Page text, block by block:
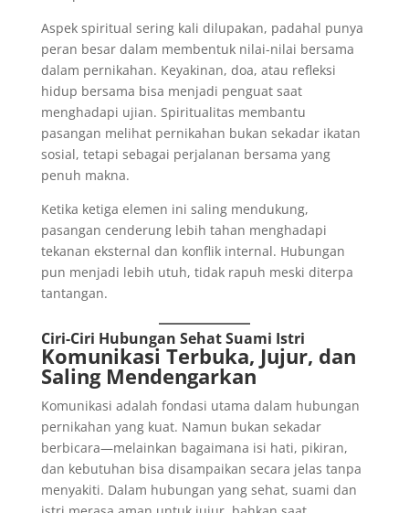
Aspek spiritual sering kali dilupakan, padahal punya
peran besar dalam membentuk nilai-nilai bersama
dalam pernikahan. Keyakinan, doa, atau refleksi
hidup bersama bisa menjadi penguat saat
menghadapi ujian. Spiritualitas membantu
pasangan melihat pernikahan bukan sekadar ikatan
sosial, tetapi sebagai perjalanan bersama yang
penuh makna.
Ketika ketiga elemen ini saling mendukung,
pasangan cenderung lebih tahan menghadapi
tekanan eksternal dan konflik internal. Hubungan
pun menjadi lebih utuh, tidak rapuh meski diterpa
tantangan.
Ciri-Ciri Hubungan Sehat Suami Istri
Komunikasi Terbuka, Jujur, dan
Saling Mendengarkan
Komunikasi adalah fondasi utama dalam hubungan
pernikahan yang kuat. Namun bukan sekadar
berbicara—melainkan bagaimana isi hati, pikiran,
dan kebutuhan bisa disampaikan secara jelas tanpa
menyakiti. Dalam hubungan yang sehat, suami dan